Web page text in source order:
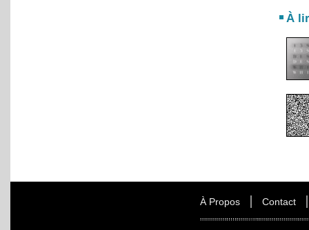
À
À Propos Contact